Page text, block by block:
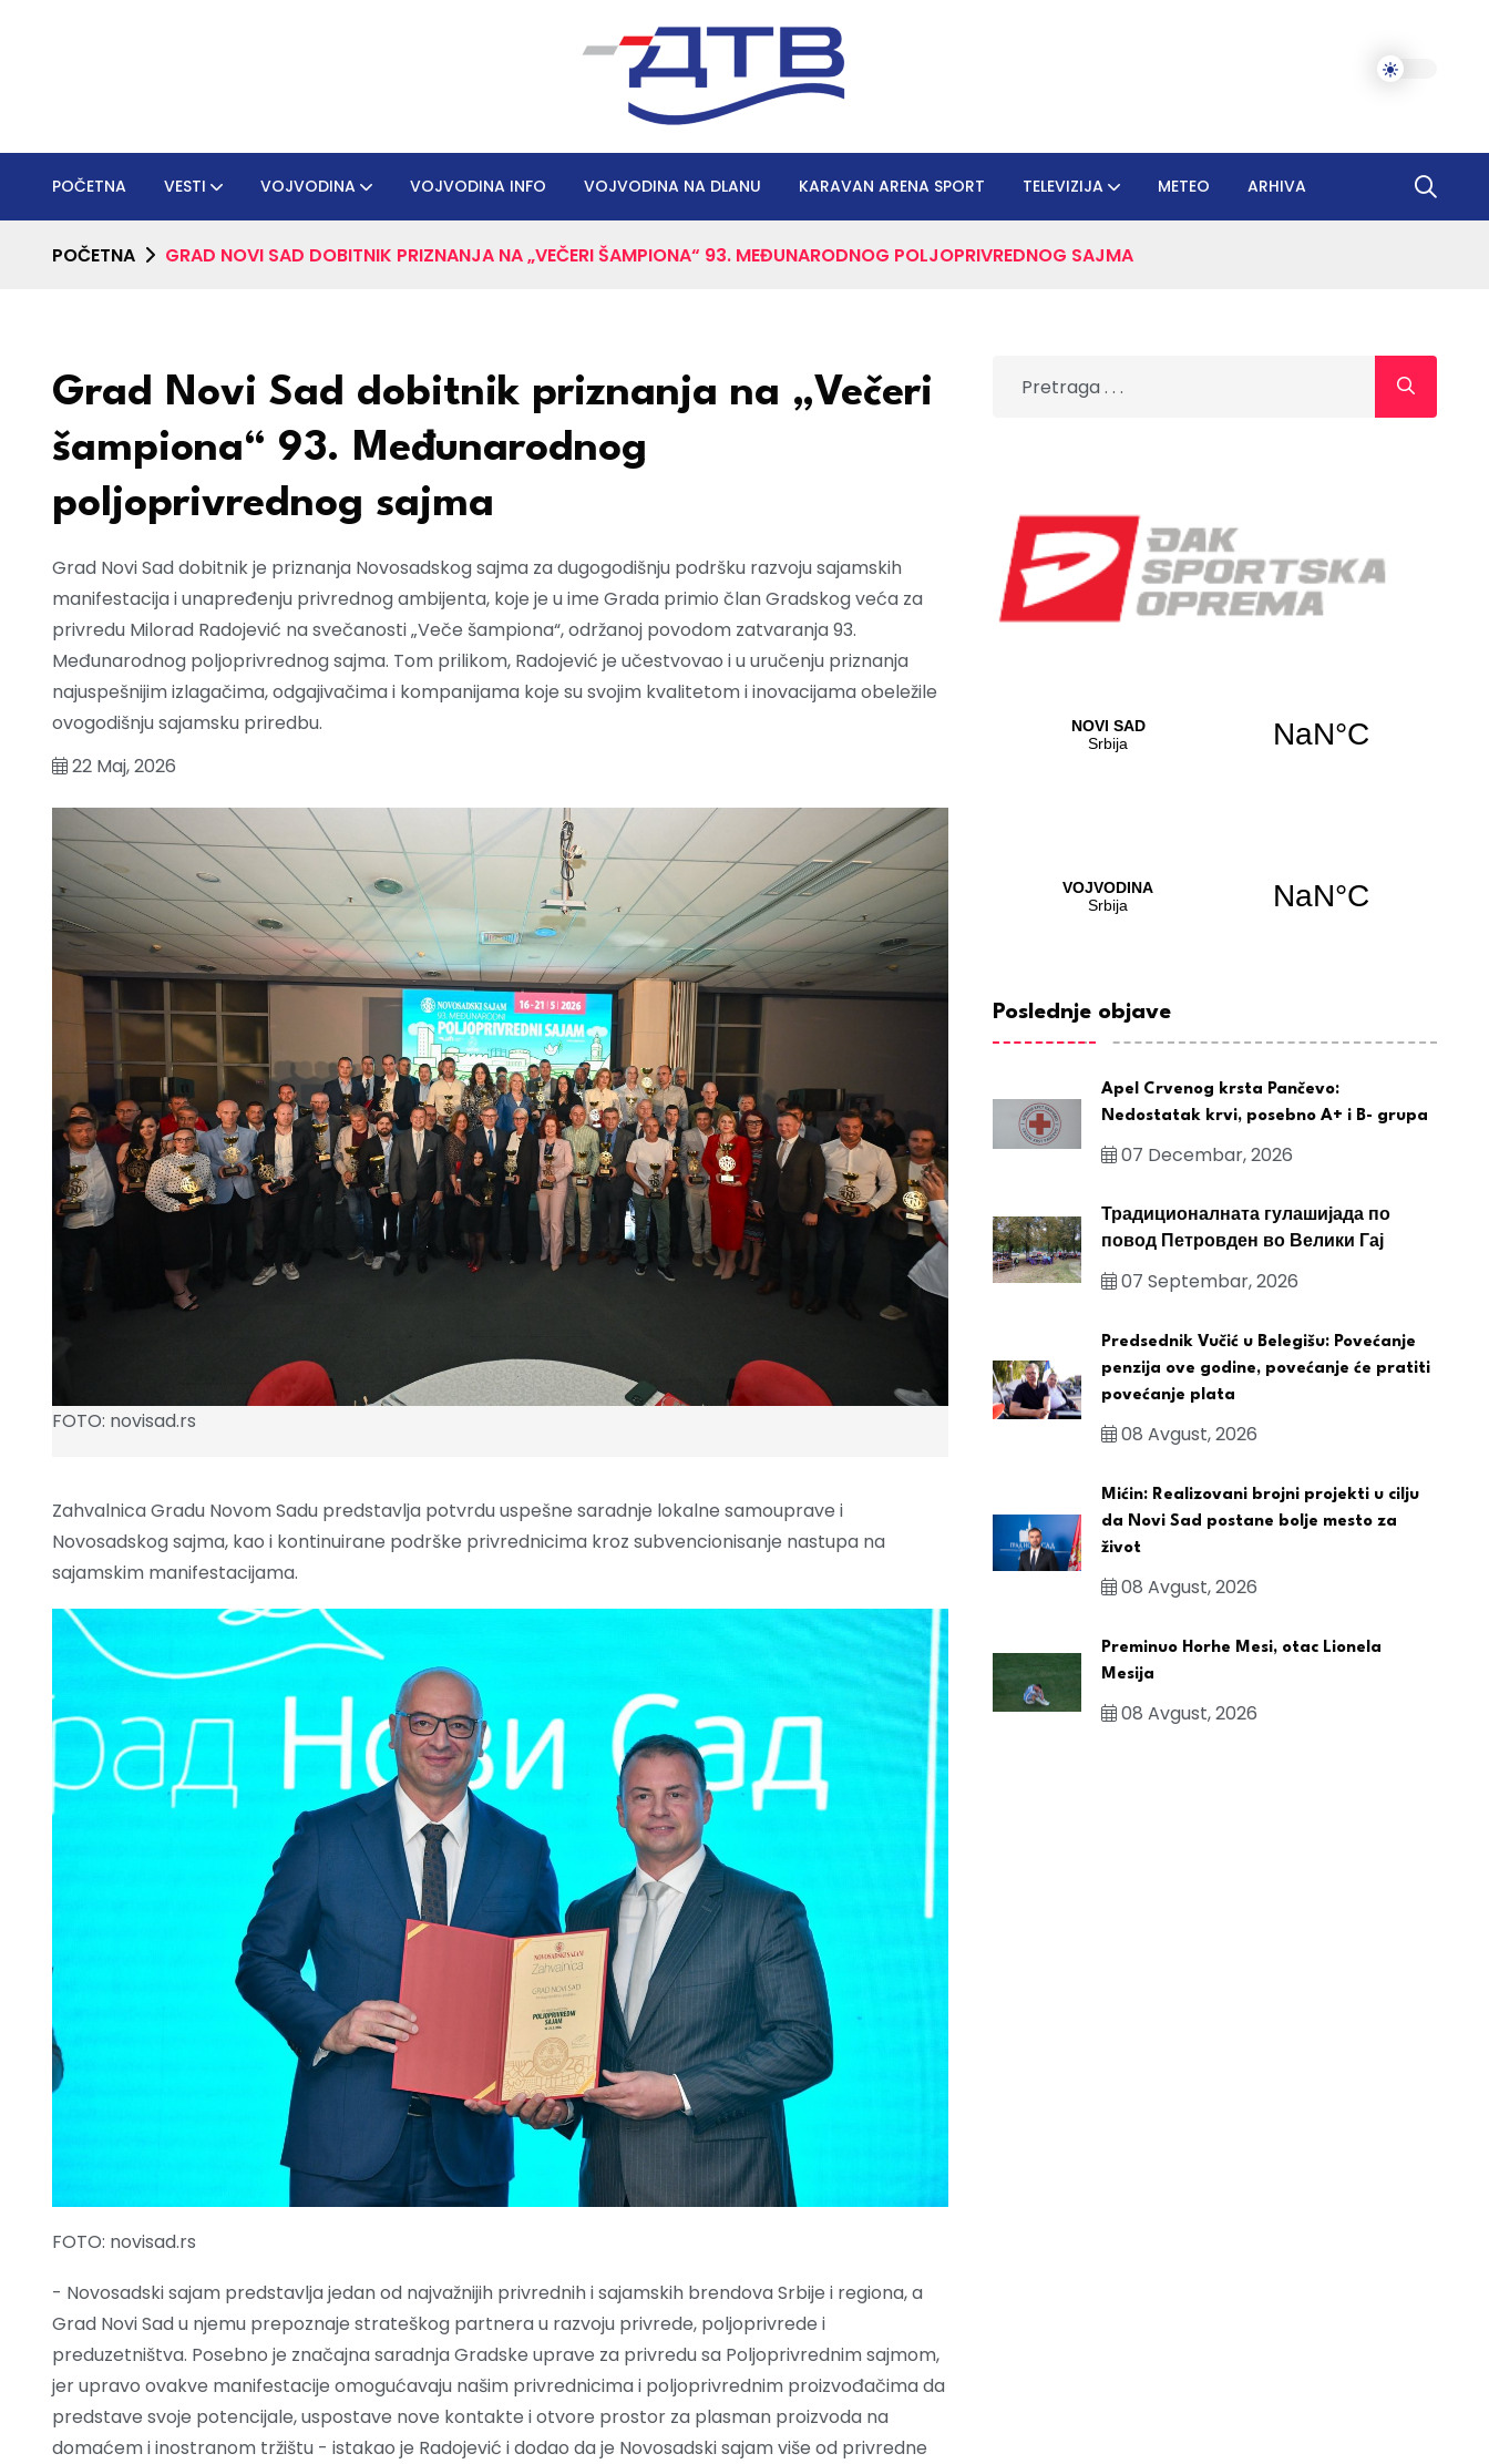
POČETNA VESTI VOJVODINA VOJVODINA INFO VOJVODINA NA DLANU KARAVAN ARENA SPORT TELEVIZIJA METEO ARHIVA
POČETNA GRAD NOVI SAD DOBITNIK PRIZNANJA NA „VEČERI ŠAMPIONA“ 93. MEĐUNARODNOG POLJOPRIVREDNOG SAJMA
Grad Novi Sad dobitnik priznanja na „Večeri
šampiona“ 93. Međunarodnog
poljoprivrednog sajma
Grad Novi Sad dobitnik je priznanja Novosadskog sajma za dugogodišnju podršku razvoju sajamskih
manifestacija i unapređenju privrednog ambijenta, koje je u ime Grada primio član Gradskog veća za
privredu Milorad Radojević na svečanosti „Veče šampiona“, održanoj povodom zatvaranja 93.
Međunarodnog poljoprivrednog sajma. Tom prilikom, Radojević je učestvovao i u uručenju priznanja
najuspešnijim izlagačima, odgajivačima i kompanijama koje su svojim kvalitetom i inovacijama obeležile
ovogodišnju sajamsku priredbu.
22 Maj, 2026
FOTO: novisad.rs
Zahvalnica Gradu Novom Sadu predstavlja potvrdu uspešne saradnje lokalne samouprave i
Novosadskog sajma, kao i kontinuirane podrške privrednicima kroz subvencionisanje nastupa na
sajamskim manifestacijama.
FOTO: novisad.rs
- Novosadski sajam predstavlja jedan od najvažnijih privrednih i sajamskih brendova Srbije i regiona, a
Grad Novi Sad u njemu prepoznaje strateškog partnera u razvoju privrede, poljoprivrede i
preduzetništva. Posebno je značajna saradnja Gradske uprave za privredu sa Poljoprivrednim sajmom,
jer upravo ovakve manifestacije omogućavaju našim privrednicima i poljoprivrednim proizvođačima da
predstave svoje potencijale, uspostave nove kontakte i otvore prostor za plasman proizvoda na
domaćem i inostranom tržištu - istakao je Radojević i dodao da je Novosadski sajam više od privredne
Poslednje objave
Apel Crvenog krsta Pančevo:
Nedostatak krvi, posebno A+ i B- grupa
07 Decembar, 2026
Традиционалната гулашијада по
повод Петровден во Велики Гај
07 Septembar, 2026
Predsednik Vučić u Belegišu: Povećanje
penzija ove godine, povećanje će pratiti
povećanje plata
08 Avgust, 2026
Mićin: Realizovani brojni projekti u cilju
da Novi Sad postane bolje mesto za
život
08 Avgust, 2026
Preminuo Horhe Mesi, otac Lionela
Mesija
08 Avgust, 2026